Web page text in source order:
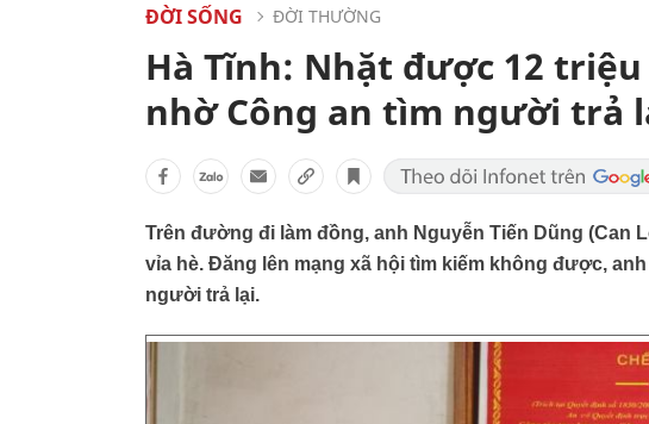
ĐỜI SỐNG ĐỜI THƯỜNG
Hà Tĩnh: Nhặt được 12
nhờ Công an tìm người trả
Trên đường đi làm đồng, anh Nguyễn Tiến Dũng (Can
vỉa hè. Đăng lên mạng xã hội tìm kiếm không được,
người trả lại.